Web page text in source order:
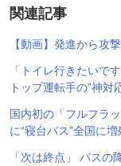
関連記事
【動画】発進から攻
「トイレ行きたいで
トップ運転手の‟神対
国内初の「フルフラ
に“寝台バス”全国に
「次は終点」 バス